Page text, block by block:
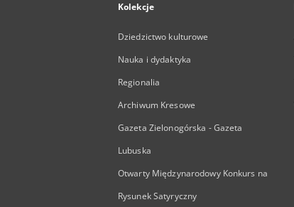
Kolekcje
Dziedzictwo kulturowe
Nauka i dydaktyka
Regionalia
Archiwum Kresowe
Gazeta Zielonogórska - Gazeta
Lubuska
Otwarty Międzynarodowy Konkurs na
Rysunek Satyryczny